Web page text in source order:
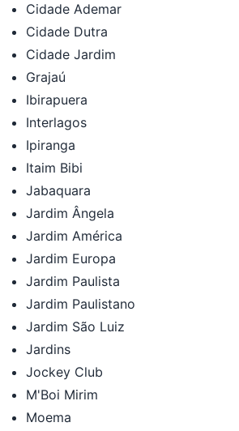
Cidade Ademar
Cidade Dutra
Cidade Jardim
Grajaú
Ibirapuera
Interlagos
Ipiranga
Itaim Bibi
Jabaquara
Jardim Ângela
Jardim América
Jardim Europa
Jardim Paulista
Jardim Paulistano
Jardim São Luiz
Jardins
Jockey Club
M'Boi Mirim
Moema